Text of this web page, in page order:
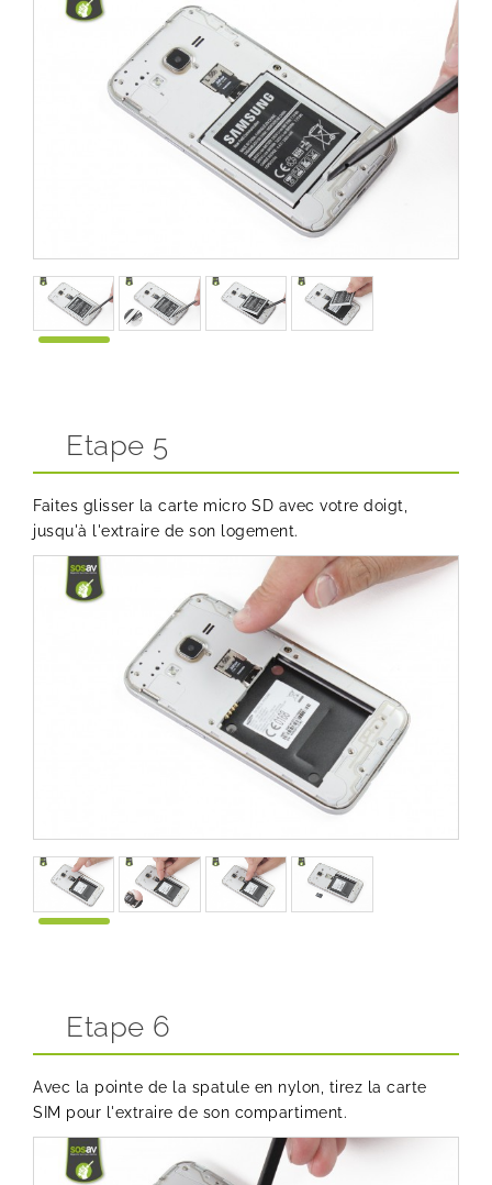
Etape 5
Faites glisser la carte micro SD avec votre doigt,
jusqu'à l'extraire de son logement.
Etape 6
Avec la pointe de la spatule en nylon, tirez la carte
SIM pour l'extraire de son compartiment.